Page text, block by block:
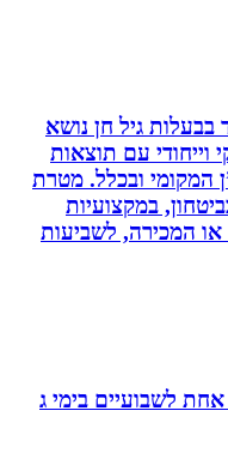
גיל חן נושא
עם תוצאות
ובכלל. מטרת
במקצועיות
לשביעות
בימי ג